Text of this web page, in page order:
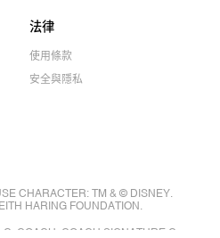
法律
使用條款
安全與隱私
CHARACTER: TM & © DISNEY.
HARING FOUNDATION.
COACH, COACH SIGNATURE C